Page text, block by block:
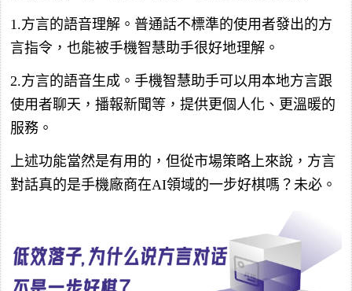
1.方言的語音理解。普通話不標準的使用者發出的方
言指令，也能被手機智慧助手很好地理解。
2.方言的語音生成。手機智慧助手可以用本地方言跟
使用者聊天，播報新聞等，提供更個人化、更溫暖的
服務。
上述功能當然是有用的，但從市場策略上來說，方言
對話真的是手機廠商在AI領域的一步好棋嗎？未必。